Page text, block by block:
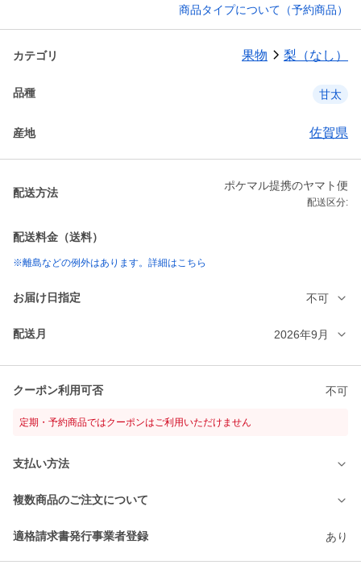
商品タイプについて（予約商品）
カテゴリ 果物 梨（なし）
品種 甘太
産地 佐賀県
配送方法
ポケマル提携のヤマト便
配送区分:
配送料金（送料）
※離島などの例外はあります。詳細はこちら
お届け日指定 不可
配送月 2026年9月
クーポン利用可否 不可
定期・予約商品ではクーポンはご利用いただけません
支払い方法
複数商品のご注文について
適格請求書発行事業者登録 あり